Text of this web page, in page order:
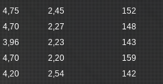
4,75 2,45 152
4,70 2,27 148
3,96 2,23 143
4,70 2,20 159
4,20 2,54 142